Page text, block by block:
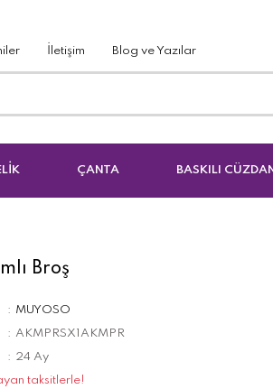
İletişim Blog ve Yazılar
ÇANTA BASKILI
Broş
MUYOSO
AKMPRSX1AKMPR
24 Ay
taksitlerle!